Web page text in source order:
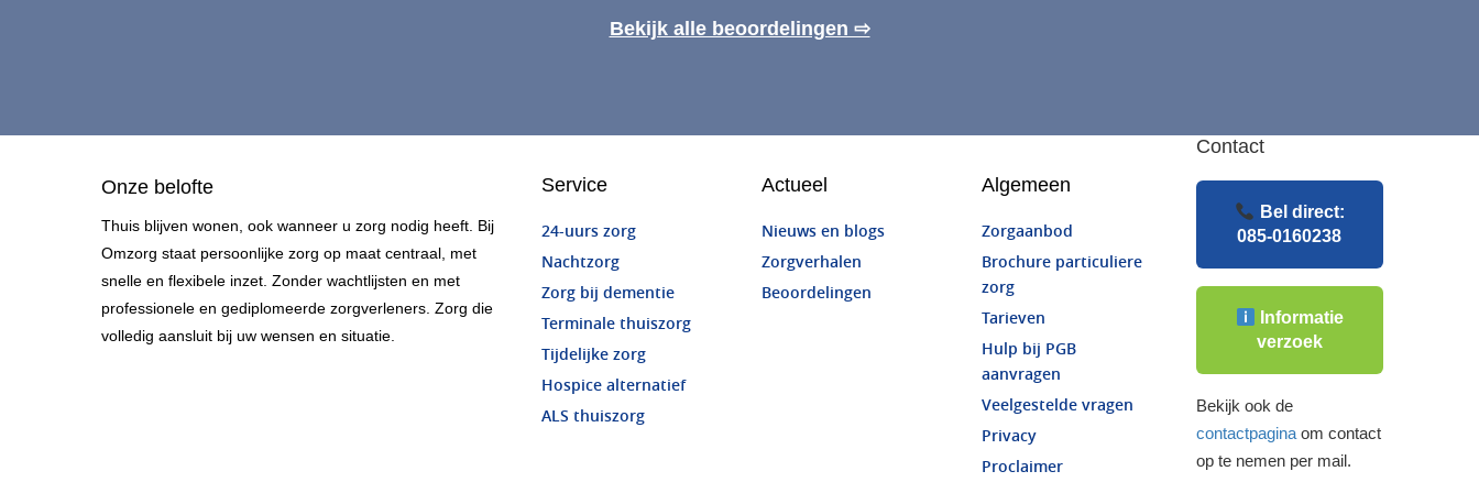
Bekijk alle beoordelingen ⇨
Onze belofte
Thuis blijven wonen, ook wanneer u zorg nodig heeft. Bij
Omzorg staat persoonlijke zorg op maat centraal, met
snelle en flexibele inzet. Zonder wachtlijsten en met
professionele en gediplomeerde zorgverleners. Zorg die
volledig aansluit bij uw wensen en situatie.
Service
24-uurs zorg
Nachtzorg
Zorg bij dementie
Terminale thuiszorg
Tijdelijke zorg
Hospice alternatief
ALS thuiszorg
Actueel
Nieuws en blogs
Zorgverhalen
Beoordelingen
Algemeen
Zorgaanbod
Brochure particuliere
zorg
Tarieven
Hulp bij PGB
aanvragen
Veelgestelde vragen
Privacy
Proclaimer
Contact
Bel direct:
085-0160238
Informatie
verzoek
Bekijk ook de
contactpaginaom contact
op te nemen per mail.